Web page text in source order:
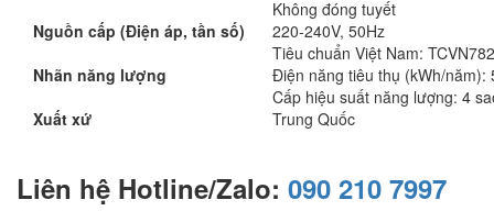
Không đóng tuyết
Nguồn cấp (Điện áp, tần số)
220-240V, 50Hz
Nhãn năng lượng
Tiêu chuẩn Việt Nam:
Điện năng tiêu thụ (kWh/năm):
Cấp hiệu suất năng lượng: 4
Xuất xứ
Trung Quốc
Liên hệ Hotline/Zalo: 090 210 7997